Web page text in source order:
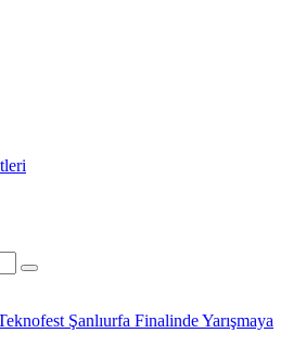
Şanlıurfa Finalinde Yarışmaya